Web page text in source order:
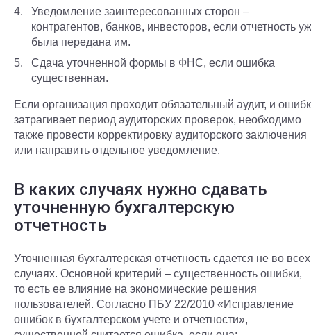
Уведомление заинтересованных сторон –
контрагентов, банков, инвесторов, если отчетность
была передана им.
Сдача уточненной формы в ФНС, если ошибка
существенная.
Если организация проходит обязательный аудит, и
затрагивает период аудиторских проверок, необходимо
также провести корректировку аудиторского заключения
или направить отдельное уведомление.
В каких случаях нужно сдавать
уточненную бухгалтерскую
отчетность
Уточненная бухгалтерская отчетность сдается не во всех
случаях. Основной критерий – существенность ошибки,
то есть ее влияние на экономические решения
пользователей. Согласно ПБУ 22/2010 «Исправление
ошибок в бухгалтерском учете и отчетности»,